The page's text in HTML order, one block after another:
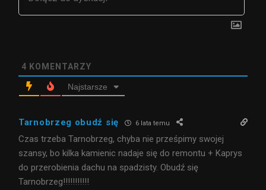
4 KOMENTARZY
Najstarsze
Tarnobrzeg obudź się 6 lata temu
Czas trzeba Tarnobrzeg, chyba nie prześpimy swojej
szansy, bo kilka kamienic nadaje się do remontu + Kaprys
do przerobienia dachu na spadzisty. Obudź się
Tarnobrzeg!!!!!!!!!!!